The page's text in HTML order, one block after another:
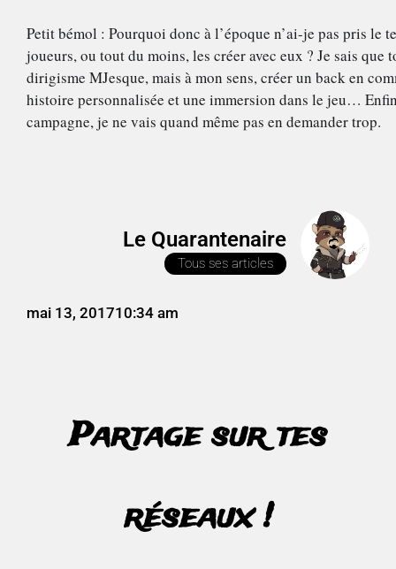
Petit bémol : Pourquoi donc à l’époque n’ai-je pas pris le
joueurs, ou tout du moins, les créer avec eux ? Je sais que
dirigisme MJesque, mais à mon sens, créer un back en
histoire personnalisée et une immersion dans le jeu…
campagne, je ne vais quand même pas en demander trop.
Le Quarantenaire
Tous ses articles
mai 13, 201710:34 am
Partage sur tes
réseaux !